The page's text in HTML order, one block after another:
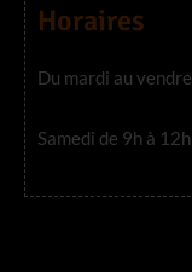
Horaires
Du mardi au
Samedi de 9h à